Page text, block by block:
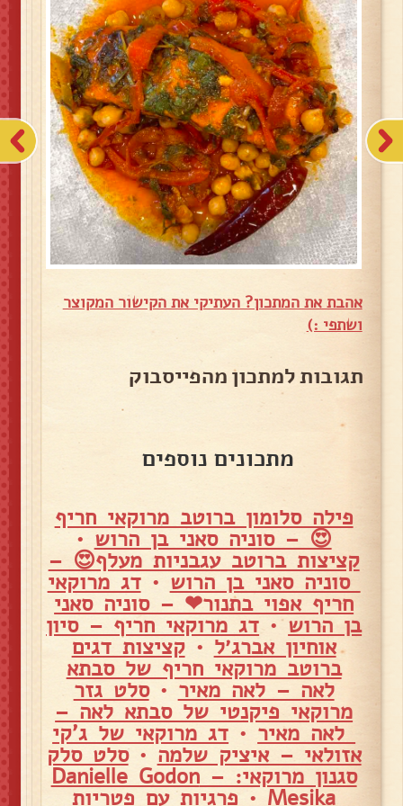
אהבת את המתכון? העתיקי את הקישור המקוצר
ושתפי :)
תגובות למתכון מהפייסבוק
מתכונים נוספים
פילה סלומון ברוטב מרוקאי חריף
😍 – סוניה סאני בן הרוש •
קציצות ברוטב עגבניות מעלף😍 –
סוניה סאני בן הרוש •דג מרוקאי
חריף אפוי בתנור❤ – סוניה סאני
בן הרוש• דג מרוקאי חריף – סיון
אוחיון אברג׳ל •קציצות דגים
ברוטב מרוקאי חריף של סבתא
לאה – לאה מאיר •סלט גזר
מרוקאי פיקנטי של סבתא לאה –
לאה מאיר • דג מרוקאי של ג'קי
אזולאי – איציק שלמה •סלט סלק
סגנון מרוקאי: – Danielle Godon
Mesika
• פרגיות עם פטריות